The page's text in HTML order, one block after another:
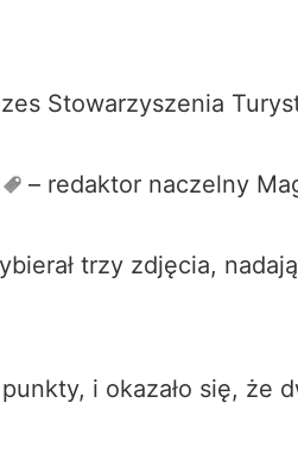
Stowarzyszenia
– redaktor naczelny
trzy zdjęcia,
i okazało się, że